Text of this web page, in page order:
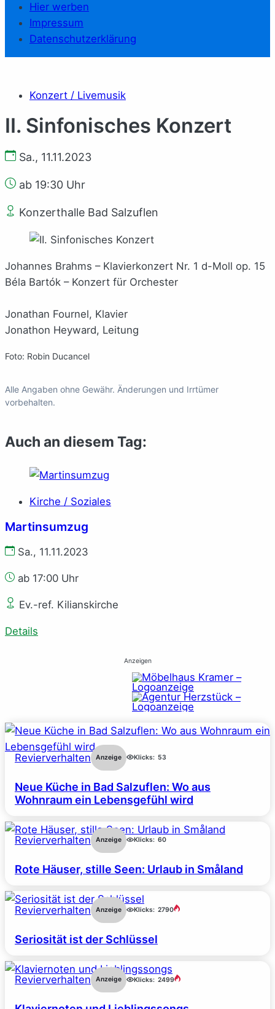
Hier werben
Impressum
Datenschutzerklärung
Konzert / Livemusik
II. Sinfonisches Konzert
Sa., 11.11.2023
ab 19:30 Uhr
Konzerthalle Bad Salzuflen
Johannes Brahms – Klavierkonzert Nr. 1 d-Moll op. 15
Béla Bartók – Konzert für Orchester
Jonathan Fournel, Klavier
Jonathon Heyward, Leitung
Foto: Robin Ducancel
Alle Angaben ohne Gewähr. Änderungen und Irrtümer
vorbehalten.
Auch an diesem Tag:
Kirche / Soziales
Martinsumzug
Sa., 11.11.2023
ab 17:00 Uhr
Ev.-ref. Kilianskirche
Details
Anzeigen
Revierverhalten Anzeige Klicks: 53
Neue Küche in Bad Salzuflen: Wo aus
Wohnraum ein Lebensgefühl wird
Revierverhalten Anzeige Klicks: 60
Rote Häuser, stille Seen: Urlaub in Småland
Revierverhalten Anzeige Klicks: 2790
Seriosität ist der Schlüssel
Revierverhalten Anzeige Klicks: 2499